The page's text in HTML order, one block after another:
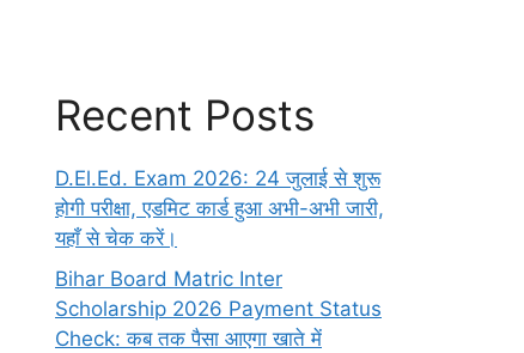
Recent Posts
D.El.Ed. Exam 2026: 24 जुलाई से शुरू
होगी परीक्षा, एडमिट कार्ड हुआ अभी-अभी जारी,
यहाँ से चेक करें।
Bihar Board Matric Inter
Scholarship 2026 Payment Status
Check: कब तक पैसा आएगा खाते में